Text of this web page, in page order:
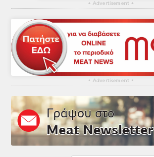
▴ Advertisement ▴
▴ Advertisement ▴